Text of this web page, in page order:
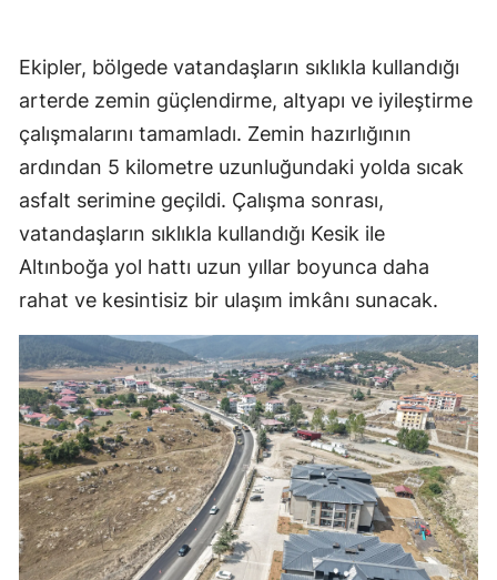
Ekipler, bölgede vatandaşların sıklıkla kullandığı
arterde zemin güçlendirme, altyapı ve iyileştirme
çalışmalarını tamamladı. Zemin hazırlığının
ardından 5 kilometre uzunluğundaki yolda sıcak
asfalt serimine geçildi. Çalışma sonrası,
vatandaşların sıklıkla kullandığı Kesik ile
Altınboğa yol hattı uzun yıllar boyunca daha
rahat ve kesintisiz bir ulaşım imkânı sunacak.